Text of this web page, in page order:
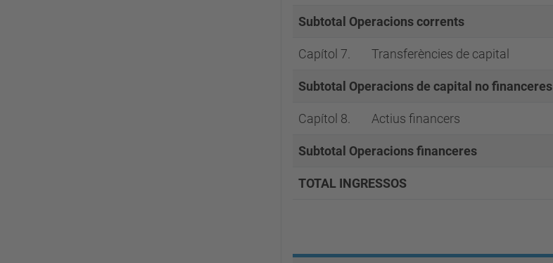
Subtotal Operacions corrents
Capítol 7. Transferències de capital
Subtotal Operacions de capital no financeres
Capítol 8. Actius financers
Subtotal Operacions financeres
TOTAL INGRESSOS